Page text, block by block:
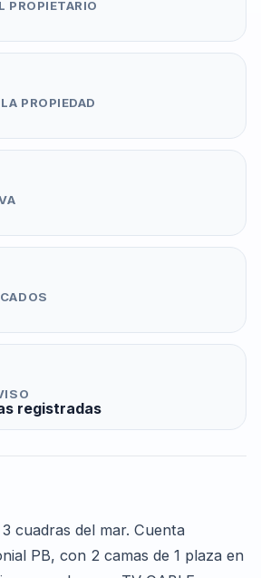
PROPIETARIO
PROPIEDAD
registradas
cuadras del mar. Cuenta
PB, con 2 camas de 1 plaza en